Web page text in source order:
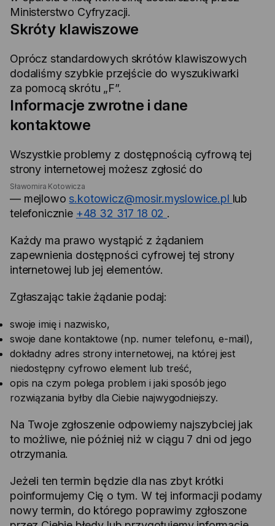
Ministerstwo Cyfryzacji.
Skróty klawiszowe
Oprócz standardowych skrótów klawiszowych
dodaliśmy szybkie przejście do wyszukiwarki
za pomocą skrótu „F”.
Informacje zwrotne i dane
kontaktowe
Wszystkie problemy z dostępnością cyfrową tej
strony internetowej możesz zgłosić do
Sławomira Kotowicza
— mejlowo s.kotowicz@mosir.myslowice.pl lub
telefonicznie +48 32 317 18 02 .
Każdy ma prawo wystąpić z żądaniem
zapewnienia dostępności cyfrowej tej strony
internetowej lub jej elementów.
Zgłaszając takie żądanie podaj:
swoje imię i nazwisko,
swoje dane kontaktowe (np. numer telefonu, e-mail),
dokładny adres strony internetowej, na której jest
niedostępny cyfrowo element lub treść,
opis na czym polega problem i jaki sposób jego
rozwiązania byłby dla Ciebie najwygodniejszy.
Na Twoje zgłoszenie odpowiemy najszybciej jak
to możliwe, nie później niż w ciągu 7 dni od jego
otrzymania.
Jeżeli ten termin będzie dla nas zbyt krótki
poinformujemy Cię o tym. W tej informacji podamy
nowy termin, do którego poprawimy zgłoszone